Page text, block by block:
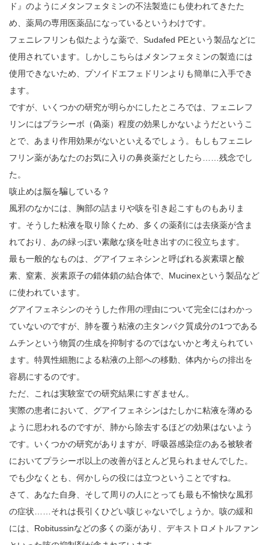
ド』のようにメタンフェタミンの不法製造にも使われてきたた
め、薬局の専用医薬品になっているというわけです。
フェニレフリンも似たような薬で、Sudafed PEという製品などに
使用されています。しかしこちらはメタンフェタミンの製造には
使用できないため、プソイドエフェドリンよりも簡単に入手でき
ます。
ですが、いくつかの研究が明らかにしたところでは、フェニレフ
リンにはプラシーボ（偽薬）程度の効果しかないようだというこ
とで、あまり作用効果がないといえるでしょう。もしもフェニレ
フリン薬があなたのお気に入りの鼻炎薬だとしたら……残念でし
た。
咳止めは脳を騙している？
風邪のなかには、胸部の詰まりや咳を引き起こすものもありま
す。そうした粘液を取り除くため、多くの薬剤には去痰薬が含ま
れており、あの緑っぽい素敵な痰を吐き出すのに役立ちます。
最も一般的なものは、グアイフェネシンと呼ばれる炭素環と酸
素、窒素、炭素原子の錯体鎖の結合体で、Mucinexという製品など
に使われています。
グアイフェネシンのそうした作用の理由について完全にはわかっ
ていないのですが、肺を覆う粘液の主タンパク質成分の1つである
ムチンという物質の生成を抑制するのではないかと考えられてい
ます。特異性細胞による粘液の上部への移動、体内からの排出を
容易にするのです。
ただ、これは実験室での研究結果にすぎません。
実際の患者において、グアイフェネシンはたしかに粘液を薄める
ように思われるのですが、肺から除去するほどの効果はないよう
です。いくつかの研究がありますが、呼吸器感染症のある被験者
においてプラシーボ以上の改善がほとんど見られませんでした。
でも少なくとも、何かしらの役には立つということですね。
さて、あなた自身、そして周りの人にとっても最も不愉快な風邪
の症状……それは長引くひどい咳じゃないでしょうか。咳の緩和
には、Robitussinなどの多くの薬があり、デキストロメトルファン